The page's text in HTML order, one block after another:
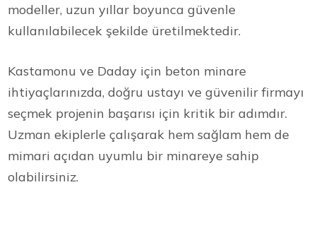
modeller, uzun yıllar boyunca güvenle
kullanılabilecek şekilde üretilmektedir.
Kastamonu ve Daday için beton minare
ihtiyaçlarınızda, doğru ustayı ve güvenilir firmayı
seçmek projenin başarısı için kritik bir adımdır.
Uzman ekiplerle çalışarak hem sağlam hem de
mimari açıdan uyumlu bir minareye sahip
olabilirsiniz.